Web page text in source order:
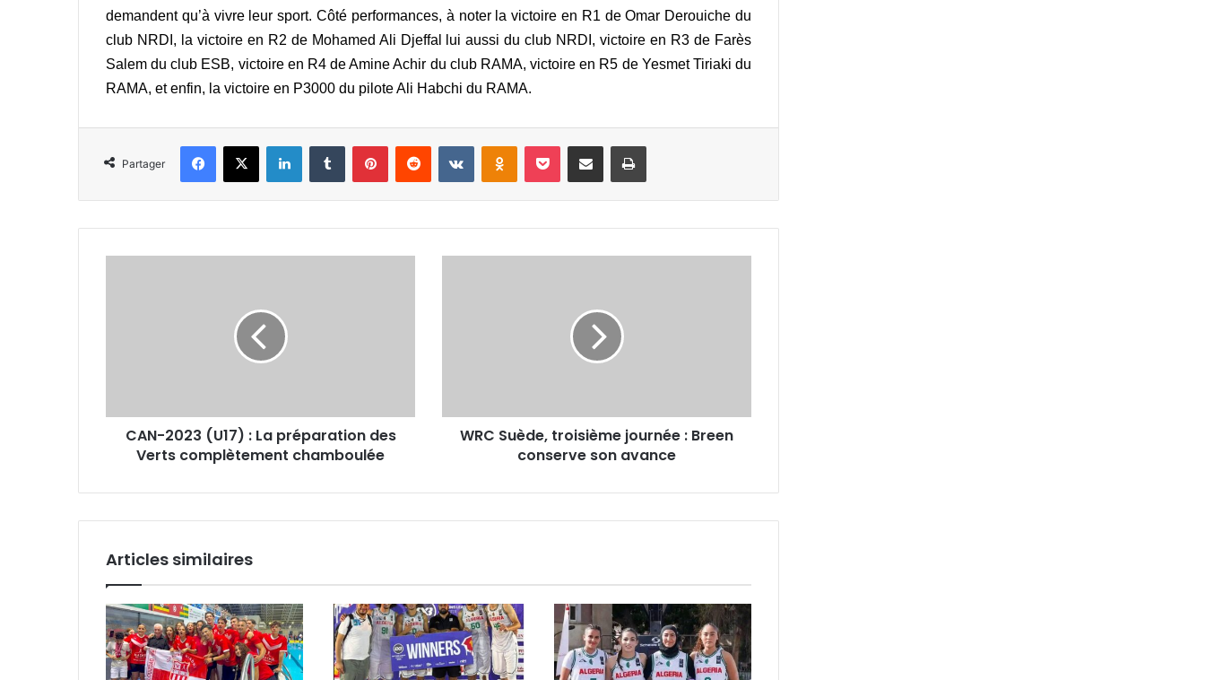
demandent qu’à vivre leur sport. Côté performances, à noter la victoire en R1 de Omar Derouiche du
club NRDI, la victoire en R2 de Mohamed Ali Djeffal lui aussi du club NRDI, victoire en R3 de Farès
Salem du club ESB, victoire en R4 de Amine Achir du club RAMA, victoire en R5 de Yesmet Tiriaki du
RAMA, et enfin, la victoire en P3000 du pilote Ali Habchi du RAMA.
Partager
Facebook
X LinkedinTumblr PinterestReddit VKontakteOdnoklassniki
Pocket Partager par email Imprimer
complètement
chamboulée
CAN-2023 (U17) : La préparation des
Verts complètement chamboulée
avance
WRC Suède, troisième journée : Breen
conserve son avance
Articles similaires